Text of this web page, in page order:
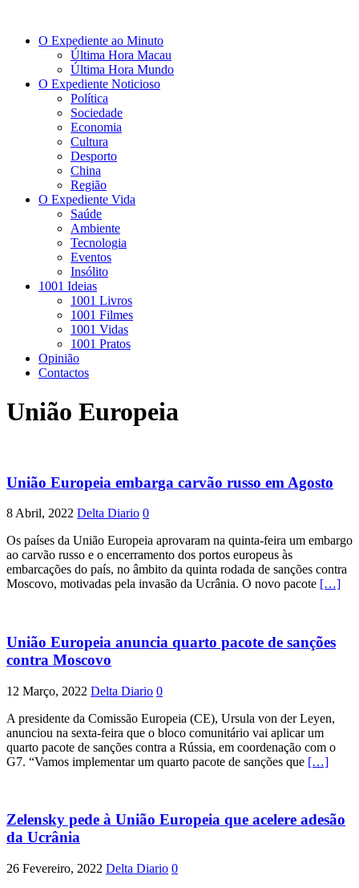
O Expediente ao Minuto
Última Hora Macau
Última Hora Mundo
O Expediente Noticioso
Política
Sociedade
Economia
Cultura
Desporto
China
Região
O Expediente Vida
Saúde
Ambiente
Tecnologia
Eventos
Insólito
1001 Ideias
1001 Livros
1001 Filmes
1001 Vidas
1001 Pratos
Opinião
Contactos
União Europeia
União Europeia embarga carvão russo em Agosto
8 Abril, 2022 Delta Diario 0
Os países da União Europeia aprovaram na quinta-feira um embargo
ao carvão russo e o encerramento dos portos europeus às
embarcações do país, no âmbito da quinta rodada de sanções contra
Moscovo, motivadas pela invasão da Ucrânia. O novo pacote […]
União Europeia anuncia quarto pacote de sanções
contra Moscovo
12 Março, 2022 Delta Diario 0
A presidente da Comissão Europeia (CE), Ursula von der Leyen,
anunciou na sexta-feira que o bloco comunitário vai aplicar um
quarto pacote de sanções contra a Rússia, em coordenação com o
G7. “Vamos implementar um quarto pacote de sanções que […]
Zelensky pede à União Europeia que acelere adesão
da Ucrânia
26 Fevereiro, 2022 Delta Diario 0